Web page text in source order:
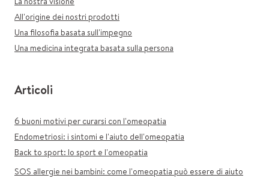
All'origine dei nostri prodotti
Una filosofia basata sull'impegno
Una medicina integrata basata sulla persona
Articoli
6 buoni motivi per curarsi con l'omeopatia
Endometriosi: i sintomi e l'aiuto dell'omeopatia
Back to sport: lo sport e l'omeopatia
SOS allergie nei bambini: come l'omeopatia può essere di aiuto